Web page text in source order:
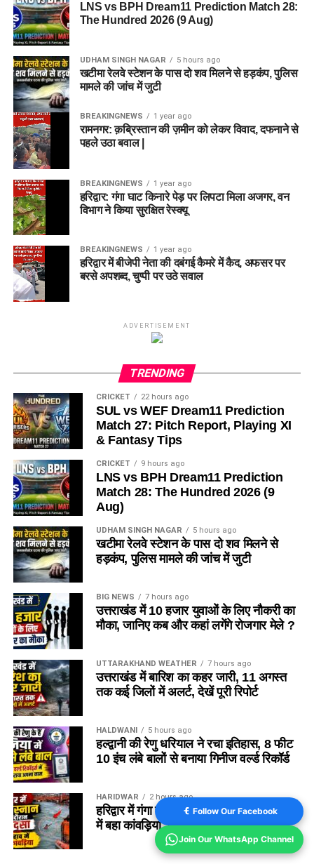
LNS vs BPH Dream11 Prediction Match 28:
The Hundred 2026 (9 Aug)
UDHAM SINGH NAGAR 5 hours ago
खटीमा रेलवे स्टेशन के पास दो शव मिलने से हड़कंप, पुलिस
मामले की जांच में जुटी
BREAKINGNEWS 1 year ago
रामनगर: क़ब्रिस्तान की ज़मीन को लेकर विवाद, दफनाने से
पहले उठा बवाल |
BREAKINGNEWS 1 year ago
हरिद्वार: गंगा घाट किनारे पेड़ पर लिपटा मिला अजगर, वन
विभाग ने किया सुरक्षित रेस्क्यू
BREAKINGNEWS 1 year ago
हरिद्वार में बीजेपी नेता की दबंगई कैमरे में कैद, अफसर पर
बरसे अपशब्द, चुप्पी पर उठे सवाल
ADVERTISEMENT
TRENDING
CRICKET 22 hours ago
SUL vs WEF Dream11 Prediction
Match 27: Pitch Report, Playing XI
& Fantasy Tips
CRICKET 9 hours ago
LNS vs BPH Dream11 Prediction
Match 28: The Hundred 2026 (9
Aug)
UDHAM SINGH NAGAR 5 hours ago
खटीमा रेलवे स्टेशन के पास दो शव मिलने से
हड़कंप, पुलिस मामले की जांच में जुटी
BIG NEWS 7 hours ago
उत्तराखंड में 10 हजार युवाओं के लिए नौकरी का
मौका, जानिए कब और कहां लगेंगे रोजगार मेले ?
UTTARAKHAND WEATHER 7 hours ago
उत्तराखंड में बारिश का कहर जारी, 11 अगस्त
तक कई जिलों में अलर्ट, देखें पूरी रिपोर्ट
HALDWANI 5 hours ago
हल्द्वानी की रेणु धरियाल ने रचा इतिहास, 8 फीट
10 इंच लंबे बालों से बनाया गिनीज वर्ल्ड रिकॉर्ड
HARIDWAR 2 hours ago
हरिद्वार में गंगा स्नान के दौरान हादसा, तेज बहाव
में बहा कांवड़िया, तलाश जारी
Follow Our Facebook
Join Our WhatsApp Channel